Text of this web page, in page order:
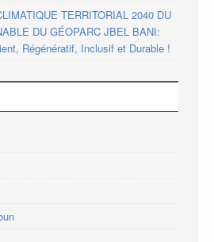
TERRITORIAL 2040 DU
DU GÉOPARC JBEL BANI:
Régénératif, Inclusif et Durable !